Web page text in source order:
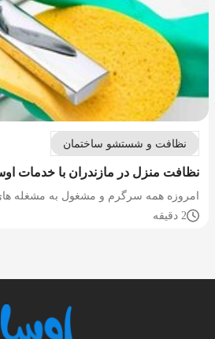
نظافت و شستشو ساختمان
نظافت منزل در مازندران با خدمات
امروزه همه سرگرم و مشغول به مشغله
2 دقیقه